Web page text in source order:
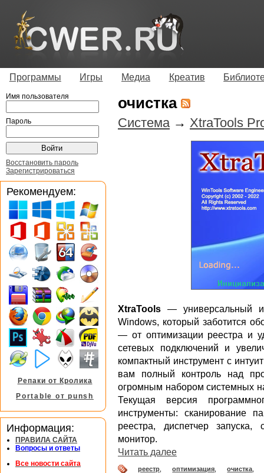
Программы Игры Медиа Креатив
очистка
Система → XtraTools
XtraTools — универсальный
Windows, который заботится
— от оптимизации реестра и
сетевых подключений и
компактный инструмент с
вам полный контроль над
огромным набором системных
Текущая версия
инструменты: сканирование
реестра, диспетчер
монитор.
Читать далее
реестр оптимизация очистка
Имя пользователя
Пароль
Восстановить пароль
Зарегистрироваться
Рекомендуем:
Репаки от Кролика
Portable от punsh
Информация:
ПРАВИЛА САЙТА
Вопросы и ответы
Все новости сайта